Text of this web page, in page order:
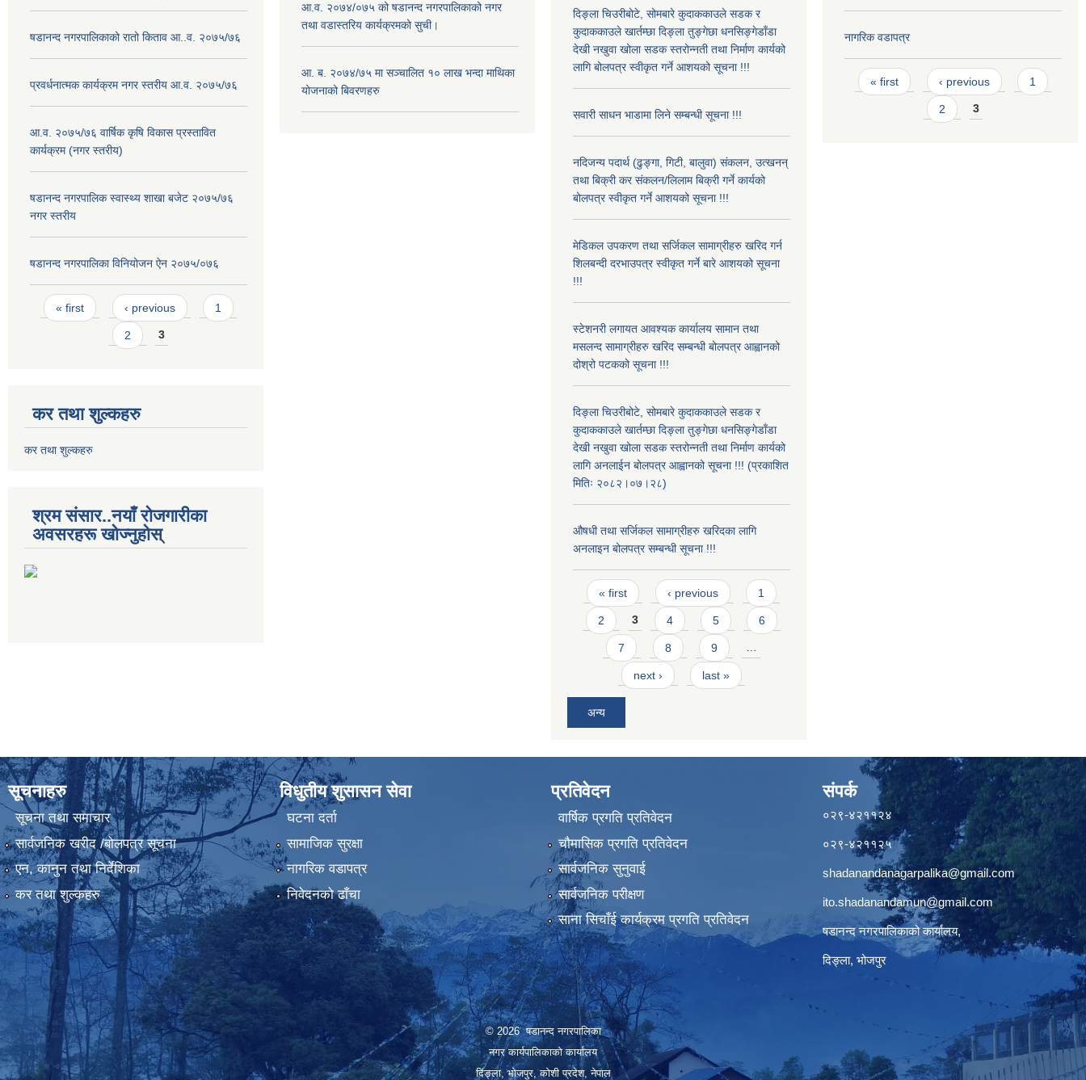
षडानन्द नगरपालिकाको रातो किताव आ..व. २०७५/७६
प्रवर्धनात्मक कार्यक्रम नगर स्तरीय आ.व. २०७५/७६
आ.व. २०७५/७६ वार्षिक कृषि विकास प्रस्तावित
कार्यक्रम (नगर स्तरीय)
षडानन्द नगरपालिक स्वास्थ्य शाखा बजेट २०७५/७६
नगर स्तरीय
षडानन्द नगरपालिका विनियोजन ‌‌ऐन २०७५/०७६
Pages
« first ‹ previous 1
2 3
कर तथा शुल्कहरु
कर तथा शुल्कहरु
श्रम संसार..नयाँ रोजगारीका
अवसरहरू खोज्नुहोस्
आ.व. २०७४/०७५ को षडानन्द नगरपालिकाको नगर
तथा वडास्तरिय कार्यक्रमको सुची।
आ. ब. २०७४/७५ मा सञ्चालित १० लाख भन्दा माथिका
योजनाको बिवरणहरु
दिङ्ला चिउरीबोटे, सोमबारे कुदाककाउले सडक र
कुदाककाउले खार्तम्छा दिङ्ला तुङ्गेछा धनसिङ्गेडाँडा
देखी नखुवा खोला सडक स्तरोन्नती तथा निर्माण कार्यको
लागि बोलपत्र स्वीकृत गर्ने आशयको सूचना !!!
सवारी साधन भाडामा लिने सम्बन्धी सूचना !!!
नदिजन्य पदार्थ (ढुङ्गा, गिटी, बालुवा) संकलन, उत्खनन्
तथा बिक्री कर संकलन/लिलाम बिक्री गर्ने कार्यको
बोलपत्र स्वीकृत गर्ने आशयको सूचना !!!
मेडिकल उपकरण तथा सर्जिकल सामाग्रीहरु खरिद गर्न
शिलबन्दी दरभाउपत्र स्वीकृत गर्ने बारे आशयको सूचना
!!!
स्टेशनरी लगायत आवश्यक कार्यालय सामान तथा
मसलन्द सामाग्रीहरु खरिद सम्बन्धी बोलपत्र आह्वानको
दोश्रो पटकको सूचना !!!
दिङ्ला चिउरीबोटे, सोमबारे कुदाककाउले सडक र
कुदाककाउले खार्तम्छा दिङ्ला तुङ्गेछा धनसिङ्गेडाँडा
देखी नखुवा खोला सडक स्तरोन्नती तथा निर्माण कार्यको
लागि अनलाईन बोलपत्र आह्वानको सूचना !!! (प्रकाशित
मितिः २०८२।०७।२८)
औषधी तथा सर्जिकल सामाग्रीहरु खरिदका लागि
अनलाइन बोलपत्र सम्बन्धी सूचना !!!
Pages
« first ‹ previous 1
2 3 4 5 6
7 8 9 …
next › last »
अन्य
नागरिक वडापत्र
Pages
« first ‹ previous 1
2 3
सूचनाहरु
सूचना तथा समाचार
सार्वजनिक खरीद /बोलपत्र सूचना
एन, कानुन तथा निर्देशिका
कर तथा शुल्कहरु
विधुतीय शुसासन सेवा
घटना दर्ता
सामाजिक सुरक्षा
नागरिक वडापत्र
निवेदनको ढाँचा
प्रतिवेदन
वार्षिक प्रगति प्रतिवेदन
चौमासिक प्रगति प्रतिवेदन
सार्वजनिक सुनुवाई
सार्वजनिक परीक्षण
साना सिचाँई कार्यक्रम प्रगति प्रतिवेदन
संपर्क
०२९-४२११२४
०२९-४२११२५
shadanandanagarpalika@gmail.com
ito.shadanandamun@gmail.com
षडानन्द नगरपालिकाको कार्यालय,
दिङ्ला, भोजपुर
© 2026 षडानन्द नगरपालिका
नगर कार्यपालिकाको कार्यालय
दिंङ्ला, भोजपुर, कोशी प्रदेश, नेपाल